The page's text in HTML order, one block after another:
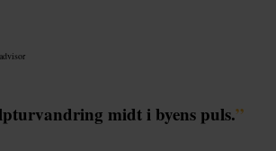
midt i byens puls.”